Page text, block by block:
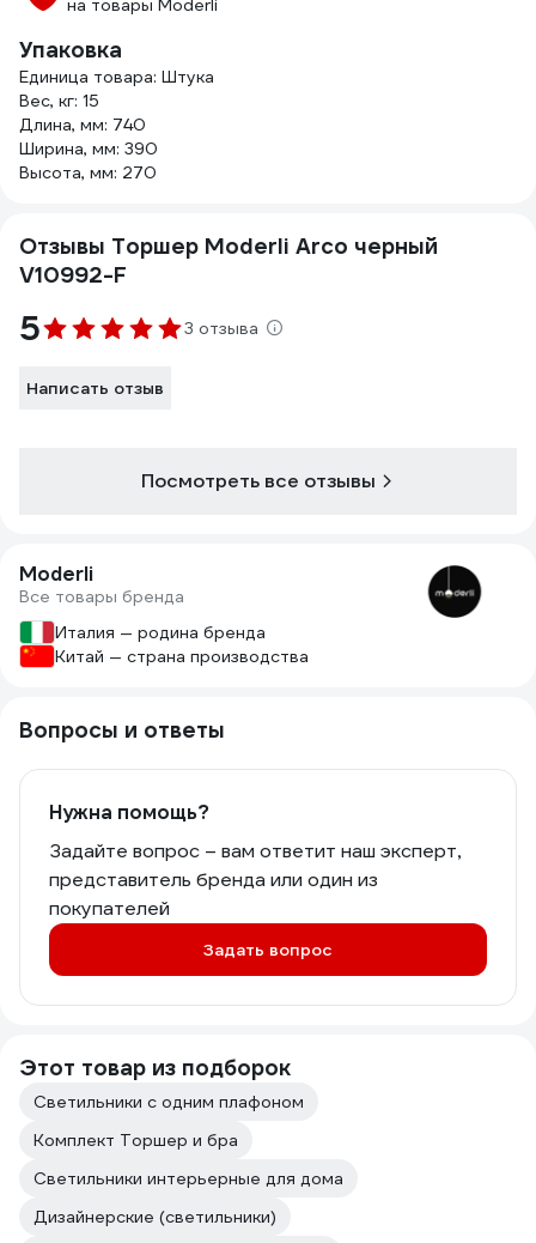
на товары Moderli
Упаковка
Единица товара: Штука
Вес, кг: 15
Длина, мм: 740
Ширина, мм: 390
Высота, мм: 270
Отзывы Торшер Moderli Arco черный
V10992-F
5 3 отзыва
Написать отзыв
Посмотреть все отзывы
Moderli
Все товары бренда
Италия — родина бренда
Китай — страна производства
Вопросы и ответы
Нужна помощь?
Задайте вопрос – вам ответит наш эксперт,
представитель бренда или один из
покупателей
Задать вопрос
Этот товар из подборок
Светильники с одним плафоном
Комплект Торшер и бра
Светильники интерьерные для дома
Дизайнерские (светильники)